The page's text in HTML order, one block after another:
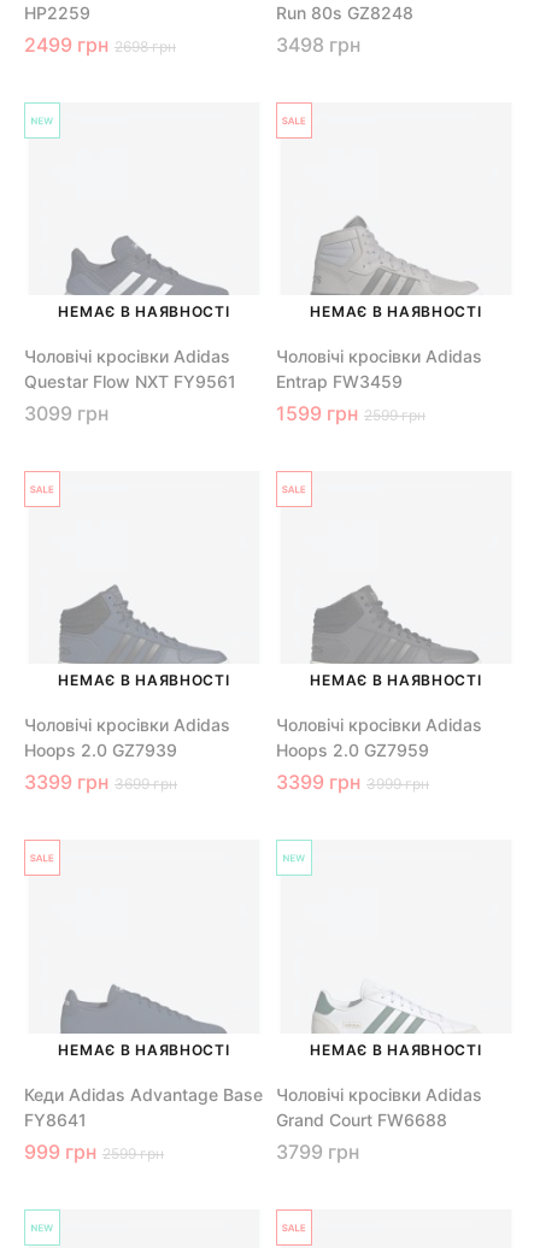
HP2259
2499 грн 2698 грн
Run 80s GZ8248
3498 грн
НЕМАЄ В НАЯВНОСТІ
Чоловічі кросівки Adidas
Questar Flow NXT FY9561
3099 грн
НЕМАЄ В НАЯВНОСТІ
Чоловічі кросівки Adidas
Entrap FW3459
1599 грн 2599 грн
НЕМАЄ В НАЯВНОСТІ
Чоловічі кросівки Adidas
Hoops 2.0 GZ7939
3399 грн 3699 грн
НЕМАЄ В НАЯВНОСТІ
Чоловічі кросівки Adidas
Hoops 2.0 GZ7959
3399 грн 3999 грн
НЕМАЄ В НАЯВНОСТІ
Кеди Adidas Advantage Base
FY8641
999 грн 2599 грн
НЕМАЄ В НАЯВНОСТІ
Чоловічі кросівки Adidas
Grand Court FW6688
3799 грн